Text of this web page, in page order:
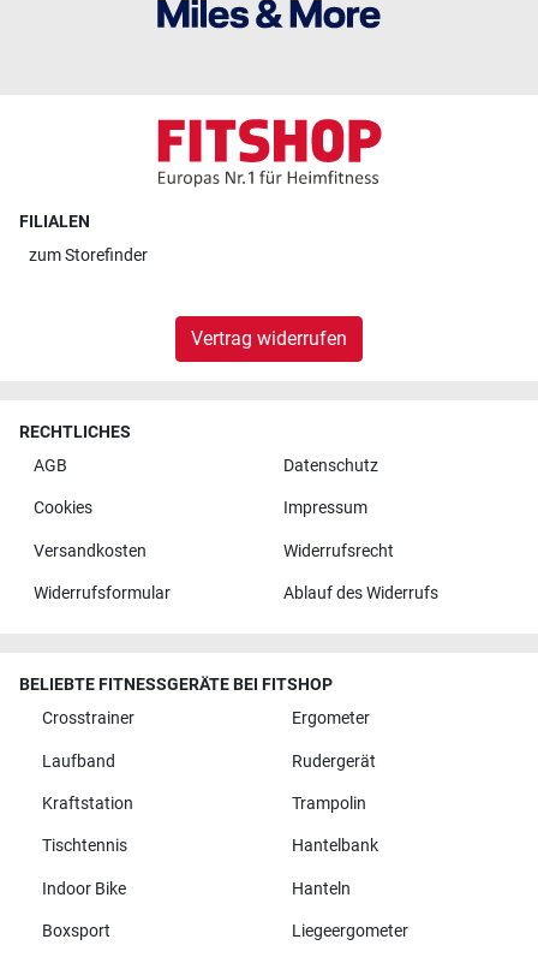
FILIALEN
zumStorefinder
Vertrag widerrufen
RECHTLICHES
AGB
Datenschutz
Cookies Impressum
Versandkosten Widerrufsrecht
Widerrufsformular Ablauf des Widerrufs
BELIEBTE FITNESSGERÄTE BEI FITSHOP
Crosstrainer
Ergometer
Laufband Rudergerät
Kraftstation Trampolin
Tischtennis Hantelbank
Indoor Bike Hanteln
Boxsport Liegeergometer